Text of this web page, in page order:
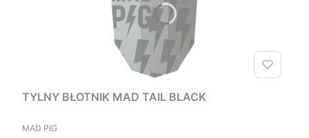
TYLNY BŁOTNIK MAD TAIL BLACK
PRODUCENT
MAD PIG